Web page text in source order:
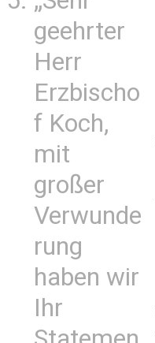
geehrter
Herr
Erzbischo
f Koch,
mit
großer
Verwunde
rung
haben wir
Ihr